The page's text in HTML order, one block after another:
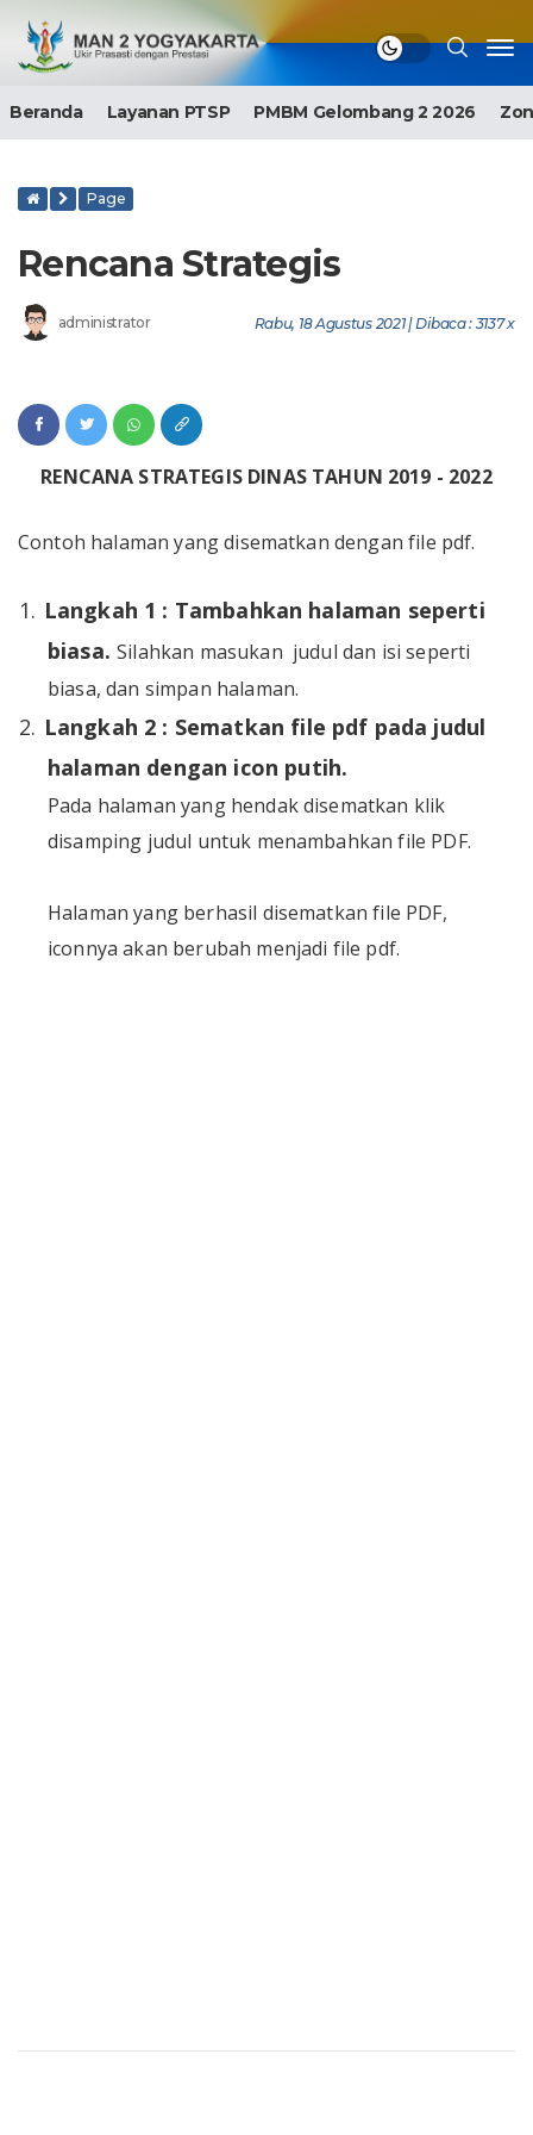
Beranda Layanan PTSP PMBM Gelombang 2 2026
Page
Rencana Strategis
administrator Rabu, 18 Agustus 2021 | Dibaca : 3137 x
RENCANA STRATEGIS DINAS TAHUN 2019 - 2022
Contoh halaman yang disematkan dengan file pdf.
1. Langkah 1 : Tambahkan halaman seperti
biasa.Silahkan masukan judul dan isi seperti
biasa, dan simpan halaman.
2. Langkah 2 : Sematkan file pdf pada judul
halaman dengan icon putih.
Pada halaman yang hendak disematkan klik
disamping judul untuk menambahkan file PDF.
Halaman yang berhasil disematkan file PDF,
iconnya akan berubah menjadi file pdf.